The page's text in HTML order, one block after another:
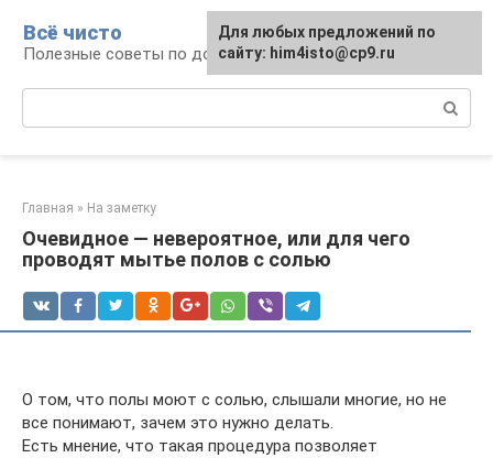
контенту
Всё чисто
Полезные советы по домоводству
Главная » На заметку
Очевидное — невероятное, или для чего
проводят мытье полов с солью
О том, что полы моют с солью, слышали многие, но не
все понимают, зачем это нужно делать.
Есть мнение, что такая процедура позволяет
Для любых предложений по
сайту: him4isto@cp9.ru